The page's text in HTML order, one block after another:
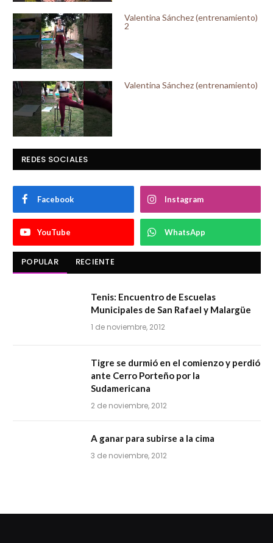
Valentina Sánchez (entrenamiento)
2
Valentina Sánchez (entrenamiento)
REDES SOCIALES
Facebook Instagram
YouTube WhatsApp
POPULAR RECIENTE
Tenis: Encuentro de Escuelas
Municipales de San Rafael y Malargüe
1 de noviembre, 2012
Tigre se durmió en el comienzo y perdió
ante Cerro Porteño por la
Sudamericana
2 de noviembre, 2012
A ganar para subirse a la cima
3 de noviembre, 2012